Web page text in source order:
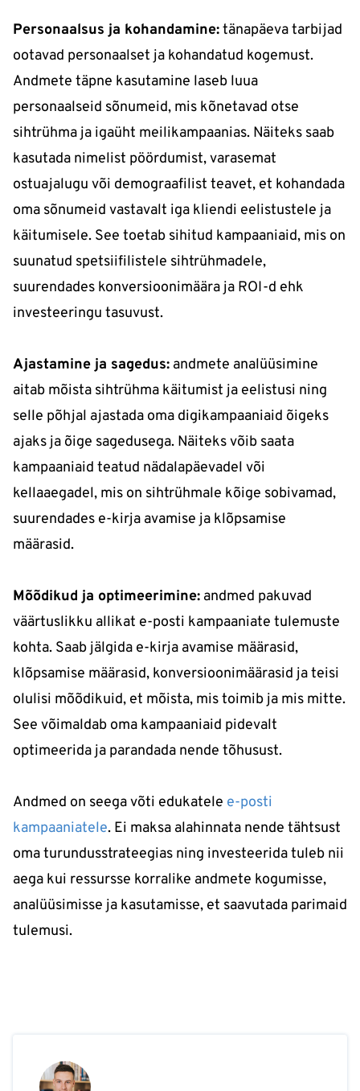
Personaalsus ja kohandamine:tänapäeva tarbijad
ootavad personaalset ja kohandatud kogemust.
Andmete täpne kasutamine laseb luua
personaalseid sõnumeid, mis kõnetavad otse
sihtrühma ja igaüht meilikampaanias. Näiteks saab
kasutada nimelist pöördumist, varasemat
ostuajalugu või demograafilist teavet, et kohandada
oma sõnumeid vastavalt iga kliendi eelistustele ja
käitumisele. See toetab sihitud kampaaniaid, mis on
suunatud spetsiifilistele sihtrühmadele,
suurendades konversioonimäära ja ROI-d ehk
investeeringu tasuvust.
Ajastamine ja sagedus: andmete analüüsimine
aitab mõista sihtrühma käitumist ja eelistusi ning
selle põhjal ajastada oma digikampaaniaid õigeks
ajaks ja õige sagedusega. Näiteks võib saata
kampaaniaid teatud nädalapäevadel või
kellaaegadel, mis on sihtrühmale kõige sobivamad,
suurendades e-kirja avamise ja klõpsamise
määrasid.
Mõõdikud ja optimeerimine: andmed pakuvad
väärtuslikku allikat e-posti kampaaniate tulemuste
kohta. Saab jälgida e-kirja avamise määrasid,
klõpsamise määrasid, konversioonimäärasid ja teisi
olulisi mõõdikuid, et mõista, mis toimib ja mis mitte.
See võimaldab oma kampaaniaid pidevalt
optimeerida ja parandada nende tõhusust.
Andmed on seega võti edukatele e-posti
kampaaniatele. Ei maksa alahinnata nende tähtsust
oma turundusstrateegias ning investeerida tuleb nii
aega kui ressursse korralike andmete kogumisse,
analüüsimisse ja kasutamisse, et saavutada parimaid
tulemusi.